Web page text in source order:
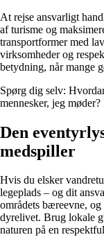
At rejse ansvarligt
af turisme og
transportformer med
virksomheder og
betydning, når mange
Spørg dig selv:
mennesker, jeg
Den
medspiller
Hvis du elsker
legeplads – og dit
områdets bæreevne,
dyrelivet. Brug lokale
naturen på en